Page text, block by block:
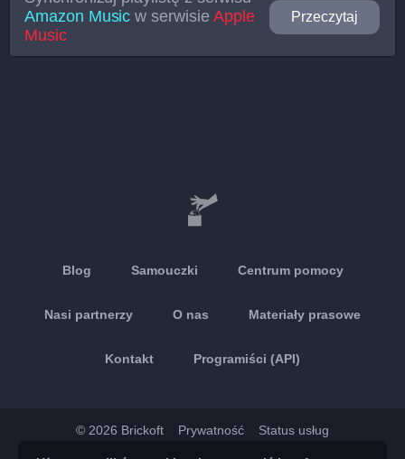
Amazon Music w serwisie Apple
Music
Przeczytaj
Blog Samouczki Centrum pomocy
Nasi partnerzy O nas Materiały prasowe
Kontakt Programiści (API)
© 2026 Brickoft Prywatność Status usług